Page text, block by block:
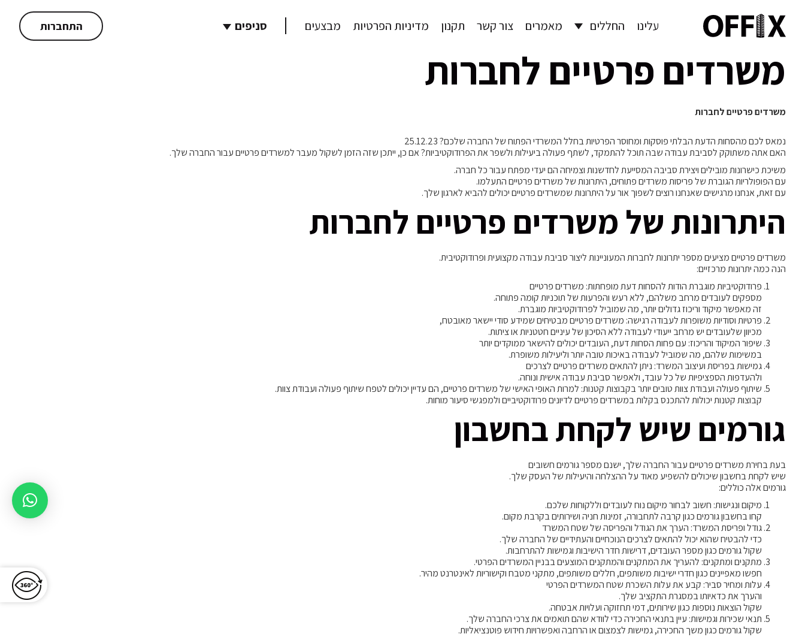
עלינו החללים מאמרים צור קשר תקנון מדיניות הפרטיות מבצעים סניפים התחברות
משרדים פרטיים לחברות
משרדים פרטיים לחברות
נמאס לכם מהסחות הדעת הבלתי פוסקות ומחוסר הפרטיות בחלל המשרדי הפתוח של החברה שלכם? 25.12.23
האם אתה משתוקק לסביבת עבודה שבה תוכל להתמקד, לשתף פעולה ביעילות ולשפר את הפרודוקטיביות? אם כן, ייתכן שזה הזמן לשקול מעבר למשרדים פרטיים עבור החברה שלך.
משיכת כישרונות מובילים ויצירת סביבה המסייעת לחדשנות וצמיחה הם יעדי מפתח עבור כל חברה.
עם הפופולריות הגוברת של פריסות משרדים פתוחים, היתרונות של משרדים פרטיים התעלמו.
עם זאת, אנחנו מרגישים שאנחנו רוצים לשפוך אור על היתרונות שמשרדים פרטיים יכולים להביא לארגון שלך.
היתרונות של משרדים פרטיים לחברות
משרדים פרטיים מציעים מספר יתרונות לחברות המעוניינות ליצור סביבת עבודה מקצועית ופרודוקטיבית.
הנה כמה יתרונות מרכזיים:
פרודוקטיביות מוגברת הודות להסחות דעת מופחתות: משרדים פרטיים
מספקים לעובדים מרחב משלהם, ללא רעש והפרעות של תוכניות קומה פתוחה.
זה מאפשר מיקוד וריכוז גדולים יותר, מה שמוביל לפרודוקטיביות מוגברת.
פרטיות וסודיות משופרות לעבודה רגישה: משרדים פרטיים מבטיחים שמידע סודי יישאר מאובטח,
מכיוון שלעובדים יש מרחב ייעודי לעבודה ללא הסיכון של עיניים חטטניות או ציתות.
שיפור המיקוד והריכוז: עם פחות הסחות דעת, העובדים יכולים להישאר ממוקדים יותר
במשימות שלהם, מה שמוביל לעבודה באיכות טובה יותר וליעילות משופרת.
גמישות בפריסת ועיצוב המשרד: ניתן להתאים משרדים פרטיים לצרכים
ולהעדפות הספציפיות של כל עובד, ולאפשר סביבת עבודה אישית ונוחה.
שיתוף פעולה ועבודת צוות טובים יותר בקבוצות קטנות: למרות האופי האישי של משרדים פרטיים, הם עדיין יכולים לטפח שיתוף פעולה ועבודת צוות.
קבוצות קטנות יכולות להתכנס בקלות במשרדים פרטיים לדיונים פרודוקטיביים ולמפגשי סיעור מוחות.
גורמים שיש לקחת בחשבון
בעת בחירת משרדים פרטיים עבור החברה שלך, ישנם מספר גורמים חשובים
שיש לקחת בחשבון שיכולים להשפיע מאוד על ההצלחה והיעילות של העסק שלך.
גורמים אלה כוללים:
מיקום ונגישות: חשוב לבחור מיקום נוח לעובדים וללקוחות שלכם.
קחו בחשבון גורמים כגון קרבה לתחבורה, זמינות חניה ושירותים בקרבת מקום.
גודל ופריסת המשרד: הערך את הגודל והפריסה של שטח המשרד
כדי להבטיח שהוא יכול להתאים לצרכים הנוכחיים והעתידיים של החברה שלך.
שקול גורמים כגון מספר העובדים, דרישות חדר הישיבות וגמישות להתרחבות.
מתקנים ומתקנים: להעריך את המתקנים והמתקנים המוצעים בבניין המשרדים הפרטי.
חפשו מאפיינים כגון חדרי ישיבות משותפים, חללים משותפים, מתקני מטבח וקישוריות לאינטרנט מהיר.
עלות ומחיר סביר: קבע את עלות השכרת שטח המשרדים הפרטי
והערך את כדאיותו במסגרת התקציב שלך.
שקול הוצאות נוספות כגון שירותים, דמי תחזוקה ועלויות אבטחה.
תנאי שכירות וגמישות: עיין בתנאי החכירה כדי לוודא שהם תואמים את צרכי החברה שלך.
שקול גורמים כגון משך החכירה, גמישות לצמצום או הרחבה ואפשרויות חידוש פוטנציאליות.